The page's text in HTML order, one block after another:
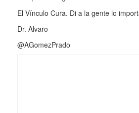
El Vínculo Cura. Di a la gente lo
Dr. Alvaro
@AGomezPrado